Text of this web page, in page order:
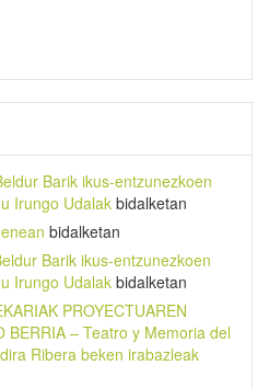
Barik ikus-entzunezkoen
Irungo Udalak bidalketan
bidalketan
Barik ikus-entzunezkoen
Irungo Udalak bidalketan
PROYECTUAREN
BERRIA – Teatro y Memoria del
Ribera beken irabazleak